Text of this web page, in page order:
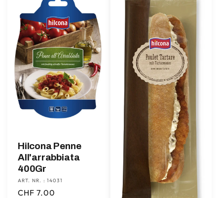
Hilcona Penne
All'arrabbiata
400Gr
ART. NR. : 14031
Normaler
CHF 7.00